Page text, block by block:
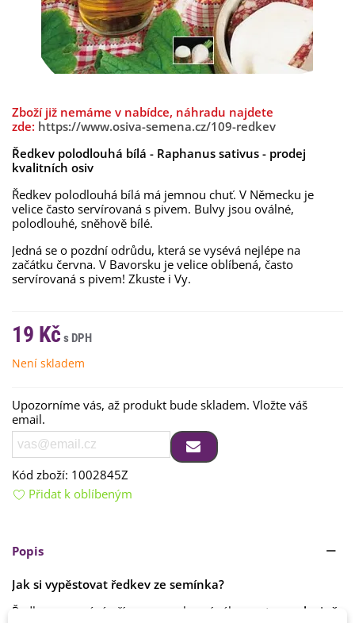
Zboží již nemáme v nabídce, náhradu najdete
zde: https://www.osiva-semena.cz/109-redkev
Ředkev polodlouhá bílá - Raphanus sativus - prodej
kvalitních osiv
Ředkev polodlouhá bílá má jemnou chuť. V Německu je
velice často servírovaná s pivem. Bulvy jsou oválné,
polodlouhé, sněhově bílé.
Jedná se o pozdní odrůdu, která se vysévá nejlépe na
začátku června. V Bavorsku je velice oblíbená, často
servírovaná s pivem! Zkuste i Vy.
19 Kč
Není skladem
Upozorníme vás, až produkt bude skladem. Vložte váš
email.
Kód zboží: 1002845Z
Přidat k oblíbeným
Popis
Jak si vypěstovat ředkev ze semínka?
Ředkev se vysévá přímo na venkovní záhon, a to
v polovině